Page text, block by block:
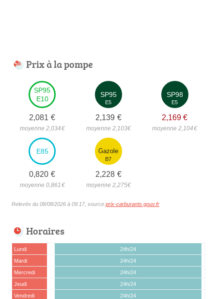
Prix à la pompe
SP95
E10
2,081 €
moyenne 2,034€
SP95
E5
2,139 €
moyenne 2,103€
SP98
E5
2,169 €
moyenne 2,104€
E85
0,820 €
moyenne 0,861€
Gazole
B7
2,228 €
moyenne 2,275€
Relevés du 08/08/2026 à 09:17, source prix-carburants.gouv.fr
Horaires
Lundi
24h/24
Mardi
24h/24
Mercredi
24h/24
Jeudi
24h/24
Vendredi
24h/24